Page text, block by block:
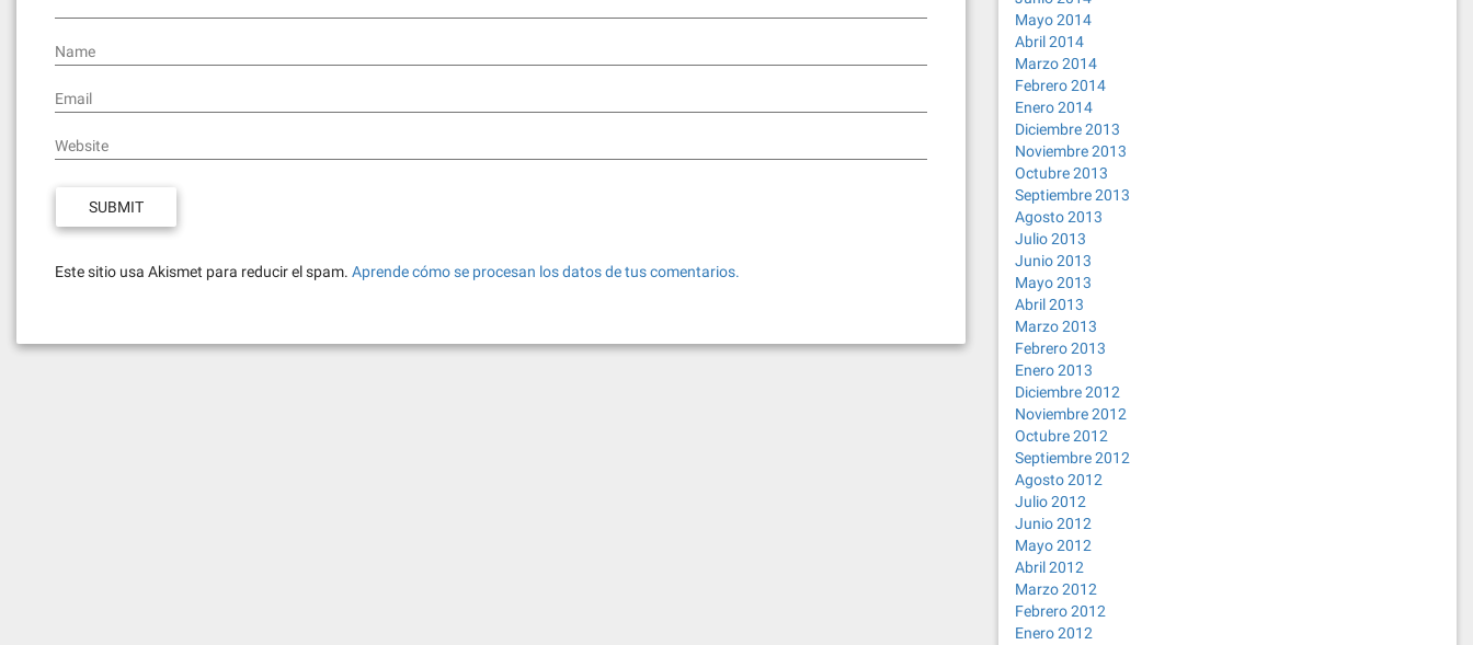
Name
Email
Website
Este sitio usa Akismet para reducir el spam. Aprende cómo se procesan los datos de tus comentarios.
Mayo 2014
Abril 2014
Marzo 2014
Febrero 2014
Enero 2014
Diciembre 2013
Noviembre 2013
Octubre 2013
Septiembre 2013
Agosto 2013
Julio 2013
Junio 2013
Mayo 2013
Abril 2013
Marzo 2013
Febrero 2013
Enero 2013
Diciembre 2012
Noviembre 2012
Octubre 2012
Septiembre 2012
Agosto 2012
Julio 2012
Junio 2012
Mayo 2012
Abril 2012
Marzo 2012
Febrero 2012
Enero 2012